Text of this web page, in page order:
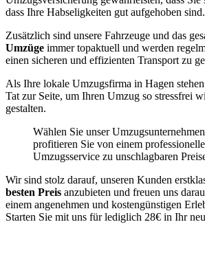
dass Ihre Habseligkeiten gut aufgehoben sind.
Zusätzlich sind unsere Fahrzeuge und das
Umzüge immer topaktuell und werden
einen sicheren und effizienten Transport zu
Als Ihre lokale Umzugsfirma in Hagen
Tat zur Seite, um Ihren Umzug so stressfrei
gestalten.
Wählen Sie unser
profitieren Sie von einem
Umzugsservice zu unschlagbaren
Wir sind stolz darauf, unseren Kunden
besten Preis anzubieten und freuen uns
einem angenehmen und kostengünstigen
Starten Sie mit uns für lediglich 28€ in Ihr